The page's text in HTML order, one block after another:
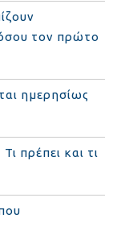
τον πρώτο
ημερησίως
πρέπει και τι